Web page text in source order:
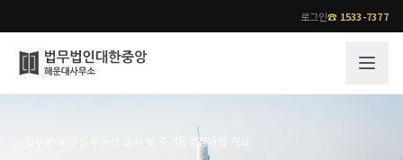
로그인☎ 1533-7377
도시 및 주거환경정비법 개요